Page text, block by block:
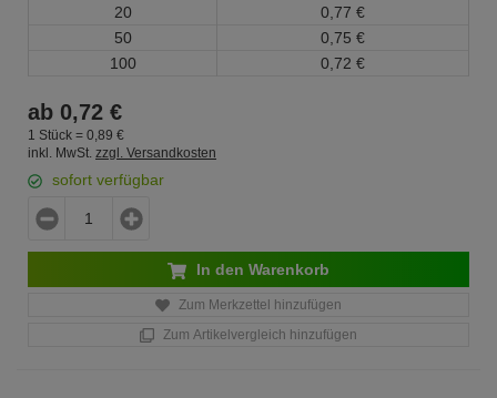
20
0, 77 €
50
0, 75 €
100
0, 72 €
ab 0,72 €
1 Stück = 0, 89 €
inkl. MwSt. zzgl. Versandkosten
sofort verfügbar
In den Warenkorb
Zum Merkzettel hinzufügen
Zum Artikelvergleich hinzufügen